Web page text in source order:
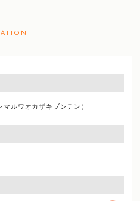
マルワオカザキブンテン）